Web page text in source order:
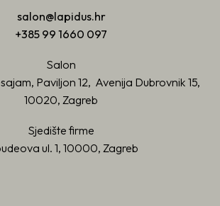
salon@lapidus.hr
+385 99 1660 097
Salon
Paviljon 12, Avenija Dubrovnik 15,
10020, Zagreb
Sjedište firme
ul. 1, 10000, Zagreb